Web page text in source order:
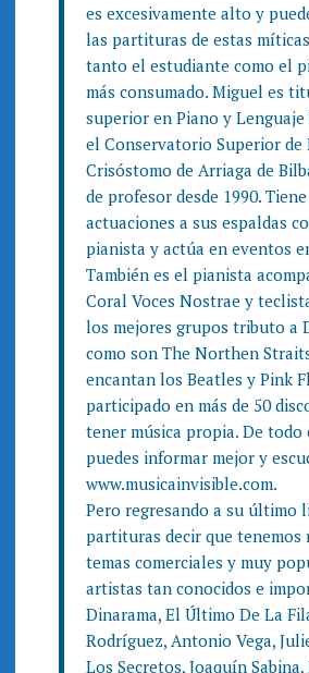
es excesivamente alto y
las partituras de estas
tanto el estudiante como el
más consumado. Miguel es
superior en Piano y
el Conservatorio Superior de
Crisóstomo de Arriaga de
de profesor desde 1990.
actuaciones a sus espaldas
pianista y actúa en eventos
También es el pianista
Coral Voces Nostrae y
los mejores grupos tributo a
como son The Northen
encantan los Beatles y Pink
participado en más de 50
tener música propia. De todo
puedes informar mejor y
www.musicainvisible.com.
Pero regresando a su último
partituras decir que tenemos
temas comerciales y muy
artistas tan conocidos e
Dinarama, El Último De La
Rodríguez, Antonio Vega,
Los Secretos, Joaquín Sabina,